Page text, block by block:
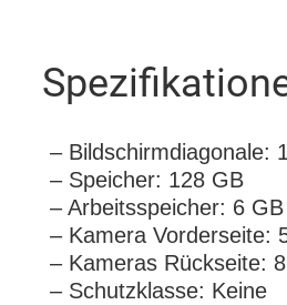
– Bildschirmdiagonale:
– Speicher: 128 GB
– Arbeitsspeicher: 6 GB
– Kamera Vorderseite:
– Kameras Rückseite:
– Schutzklasse: Keine